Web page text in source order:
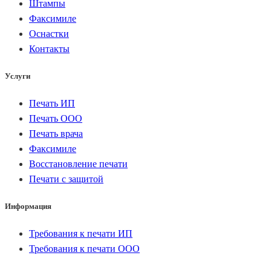
Штампы
Факсимиле
Оснастки
Контакты
Услуги
Печать ИП
Печать ООО
Печать врача
Факсимиле
Восстановление печати
Печати с защитой
Информация
Требования к печати ИП
Требования к печати ООО